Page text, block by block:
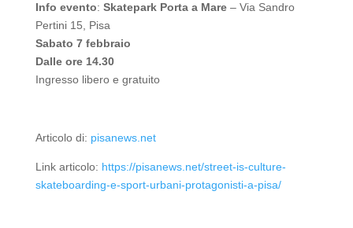
Info evento: Skatepark Porta a Mare– Via Sandro
Pertini 15, Pisa
Sabato 7 febbraio
Dalle ore 14.30
Ingresso libero e gratuito
Articolo di: pisanews.net
Link articolo: https://pisanews.net/street-is-culture-
skateboarding-e-sport-urbani-protagonisti-a-pisa/